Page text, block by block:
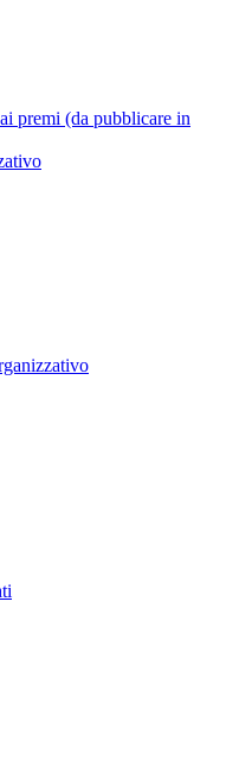
premi (da pubblicare in